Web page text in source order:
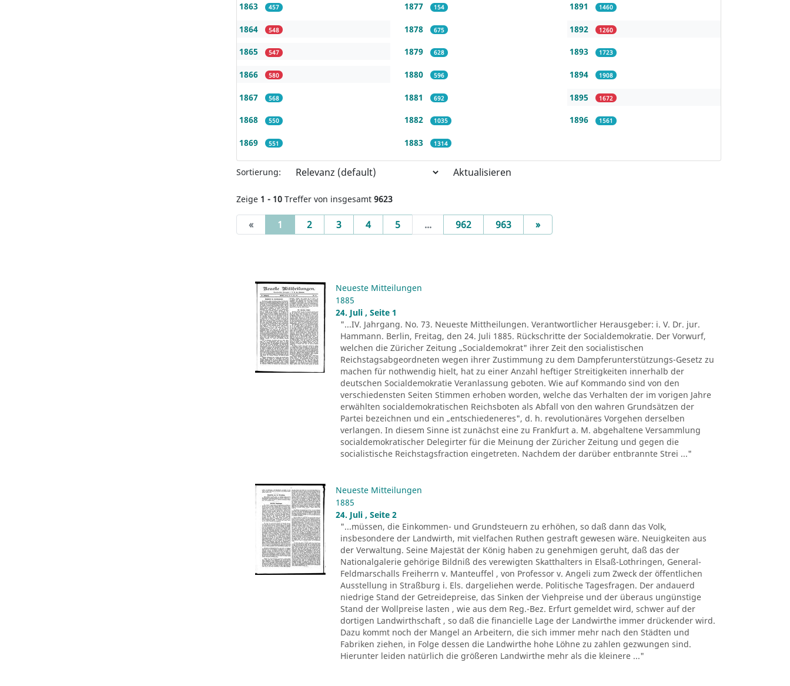
1863 457
1864 548
1865 547
1866 580
1867 568
1868 550
1869 551
1877 154
1878 675
1879 628
1880 596
1881 692
1882 1035
1883 1314
1891 1460
1892 1260
1893 1723
1894 1908
1895 1672
1896 1561
Sortierung: Aktualisieren
Zeige 1 - 10 Treffer von insgesamt 9623
« 1 (current)
2 3 4 5 ... 962 963 »Next
Neueste Mitteilungen
1885
24. Juli , Seite 1
"...IV. Jahrgang. No. 73. Neueste Mittheilungen. Verantwortlicher Herausgeber: i. V. Dr. jur.
Hammann. Berlin, Freitag, den 24. Juli 1885. Rückschritte der Socialdemokratie. Der Vorwurf,
welchen die Züricher Zeitung „Socialdemokrat" ihrer Zeit den socialistischen
Reichstagsabgeordneten wegen ihrer Zustimmung zu dem Dampferunterstützungs-Gesetz zu
machen für nothwendig hielt, hat zu einer Anzahl heftiger Streitigkeiten innerhalb der
deutschen Socialdemokratie Veranlassung geboten. Wie auf Kommando sind von den
verschiedensten Seiten Stimmen erhoben worden, welche das Verhalten der im vorigen Jahre
erwählten socialdemokratischen Reichsboten als Abfall von den wahren Grundsätzen der
Partei bezeichnen und ein „entschiedeneres", d. h. revolutionäres Vorgehen derselben
verlangen. In diesem Sinne ist zunächst eine zu Frankfurt a. M. abgehaltene Versammlung
socialdemokratischer Delegirter für die Meinung der Züricher Zeitung und gegen die
socialistische Reichstagsfraction eingetreten. Nachdem der darüber entbrannte Strei ..."
Neueste Mitteilungen
1885
24. Juli , Seite 2
"...müssen, die Einkommen- und Grundsteuern zu erhöhen, so daß dann das Volk,
insbesondere der Landwirth, mit vielfachen Ruthen gestraft gewesen wäre. Neuigkeiten aus
der Verwaltung. Seine Majestät der König haben zu genehmigen geruht, daß das der
Nationalgalerie gehörige Bildniß des verewigten Skatthalters in Elsaß-Lothringen, General-
Feldmarschalls Freiherrn v. Manteuffel , von Professor v. Angeli zum Zweck der öffentlichen
Ausstellung in Straßburg i. Els. dargeliehen werde. Politische Tagesfragen. Der andauerd
niedrige Stand der Getreidepreise, das Sinken der Viehpreise und der überaus ungünstige
Stand der Wollpreise lasten , wie aus dem Reg.-Bez. Erfurt gemeldet wird, schwer auf der
dortigen Landwirthschaft , so daß die financielle Lage der Landwirthe immer drückender wird.
Dazu kommt noch der Mangel an Arbeitern, die sich immer mehr nach den Städten und
Fabriken ziehen, in Folge dessen die Landwirthe hohe Löhne zu zahlen gezwungen sind.
Hierunter leiden natürlich die größeren Landwirthe mehr als die kleinere ..."